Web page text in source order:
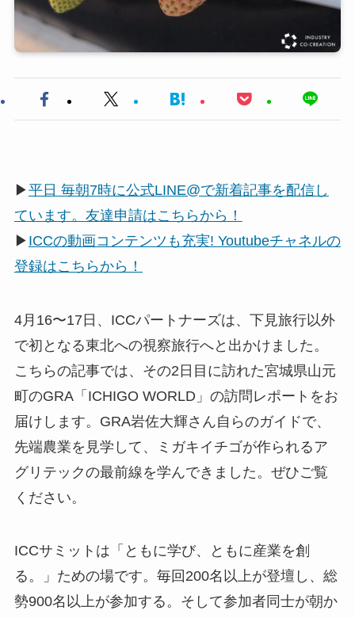
▶平日 毎朝7時に公式LINE@で新着記事を配信し
ています。友達申請はこちらから！
▶ ICCの動画コンテンツも充実! Youtubeチャネルの
登録はこちらから！
4月16〜17日、ICCパートナーズは、下見旅行以外
で初となる東北への視察旅行へと出かけました。
こちらの記事では、その2日目に訪れた宮城県山元
町のGRA「ICHIGO WORLD」の訪問レポートをお
届けします。GRA岩佐大輝さん自らのガイドで、
先端農業を見学して、ミガキイチゴが作られるア
グリテックの最前線を学んできました。ぜひご覧
ください。
ICCサミットは「ともに学び、ともに産業を創
る。」ための場です。毎回200名以上が登壇し、総
勢900名以上が参加する。そして参加者同士が朝か